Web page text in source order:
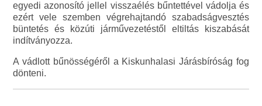
egyedi azonosító jellel visszaélés bűntettével vádolja és
ezért vele szemben végrehajtandó szabadságvesztés
büntetés és közúti járművezetéstől eltiltás kiszabását
indítványozza.
A vádlott bűnösségéről a Kiskunhalasi Járásbíróság fog
dönteni.